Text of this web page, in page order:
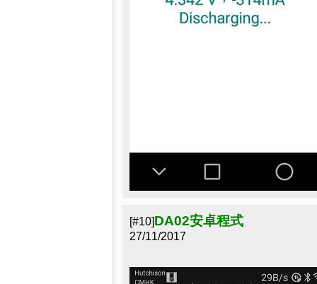
[#10]DA02安卓程式
27/11/2017